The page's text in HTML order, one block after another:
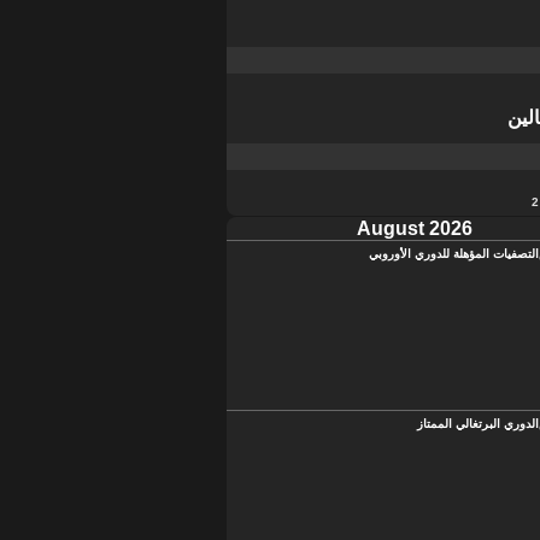
August 2026
التصفيات المؤهلة للدوري الأوروبي
الدوري البرتغالي الممتاز